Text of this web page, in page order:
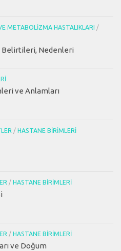
METABOLIZMA HASTALIKLARI
/
Belirtileri, Nedenleri
ve Anlamları
/ HASTANE BIRIMLERI
/ HASTANE BIRIMLERI
/ HASTANE BIRIMLERI
ve Doğum